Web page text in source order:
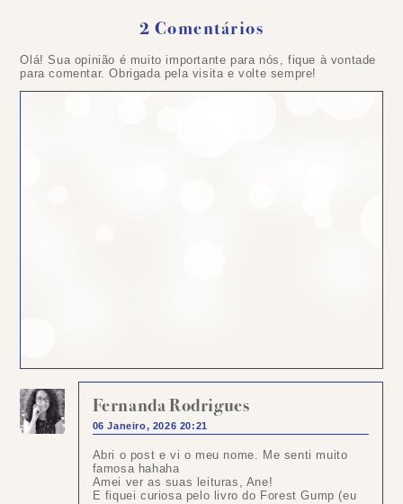
2 Comentários
Olá! Sua opinião é muito importante para nós, fique à vontade
para comentar. Obrigada pela visita e volte sempre!
Fernanda Rodrigues
06 Janeiro, 2026 20:21
Abri o post e vi o meu nome. Me senti muito
famosa hahaha
Amei ver as suas leituras, Ane!
E fiquei curiosa pelo livro do Forest Gump (eu